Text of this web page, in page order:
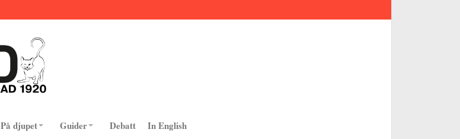
På djupet Guider Debatt In English